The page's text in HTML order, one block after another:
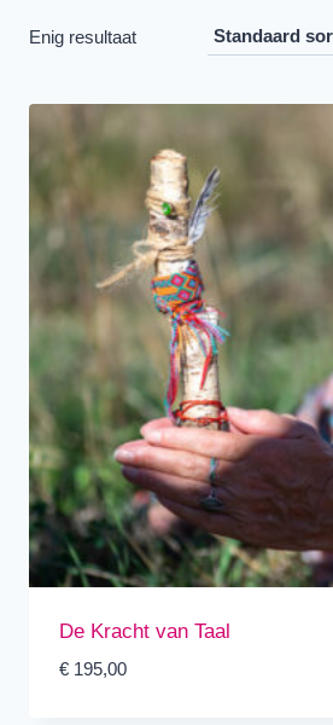
Enig resultaat
De Kracht van Taal
€195,00